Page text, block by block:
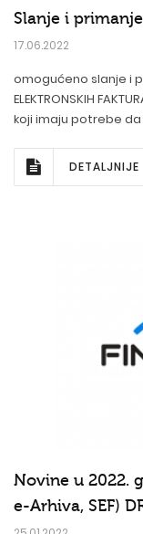
Slanje i
17.06.2022
omogućeno slanje i
ELEKTRONSKIH
koji imaju potrebe
DETALJNIJE
Novine u 2022.
e-Arhiva, SEF)